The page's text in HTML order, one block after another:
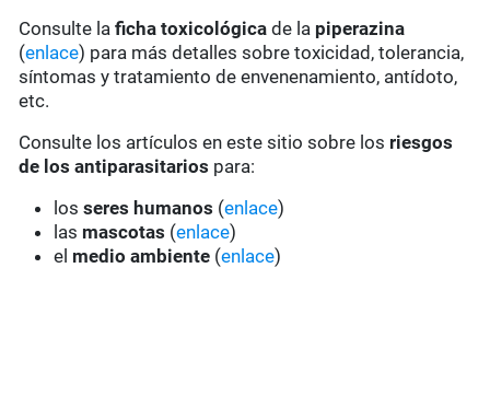
Consulte laficha toxicológica de la piperazina
(enlace) para más detalles sobre toxicidad, tolerancia,
síntomas y tratamiento de envenenamiento, antídoto,
etc.
Consulte los artículos en este sitio sobre los riesgos
de los antiparasitarios para:
losseres humanos (enlace)
las mascotas (enlace)
el medio ambiente (enlace)